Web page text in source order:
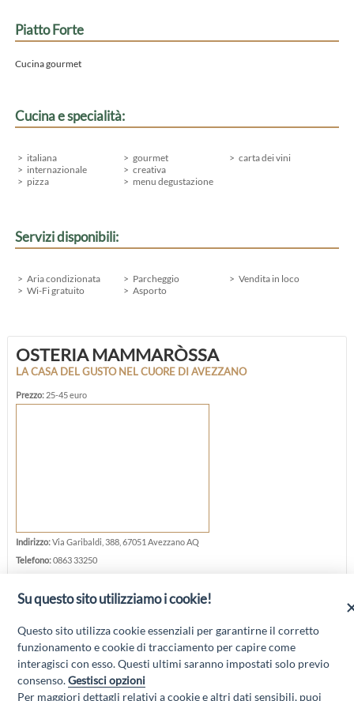
Piatto Forte
Cucina gourmet
Cucina e specialità:
italiana
internazionale
pizza
gourmet
creativa
menu degustazione
carta dei vini
Servizi disponibili:
Aria condizionata
Wi-Fi gratuito
Parcheggio
Asporto
Vendita in loco
OSTERIA MAMMARÒSSA
LA CASA DEL GUSTO NEL CUORE DI AVEZZANO
Prezzo: 25-45 euro
Indirizzo:Via Garibaldi, 388, 67051 Avezzano AQ
Telefono:0863 33250
Sito web:www.mammarossa.it/
Su questo sito utilizziamo i cookie!
Questo sito utilizza cookie essenziali per garantirne il corretto
funzionamento e cookie di tracciamento per capire come
interagisci con esso. Questi ultimi saranno impostati solo previo
consenso.Gestisci opzioni
Per maggiori dettagli relativi a cookie e altri dati sensibili, puoi